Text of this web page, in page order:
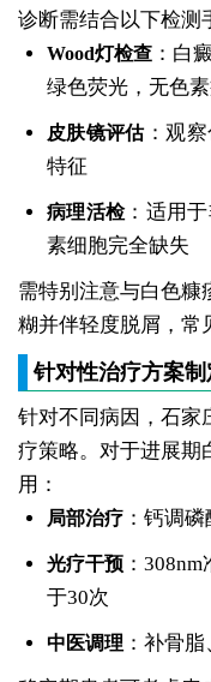
诊断需结合以下检测
Wood灯检查：白
绿色荧光，无色
皮肤镜评估：观
特征
病理活检：适用
素细胞完全缺失
需特别注意与白色糠
糊并伴轻度脱屑，常
针对性治疗方案制
针对不同病因，石家
疗策略。对于进展期
用：
局部治疗：钙调磷
光疗干预：308nm
于30次
中医调理 ：补骨